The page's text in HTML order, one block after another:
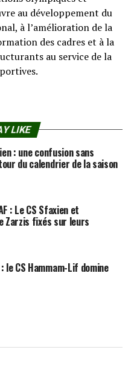
au développement du
à l’amélioration de la
des cadres et à la
au service de la
LIKE
: une confusion sans
du calendrier de la saison
: Le CS Sfaxien et
Zarzis fixés sur leurs
le CS Hammam-Lif domine